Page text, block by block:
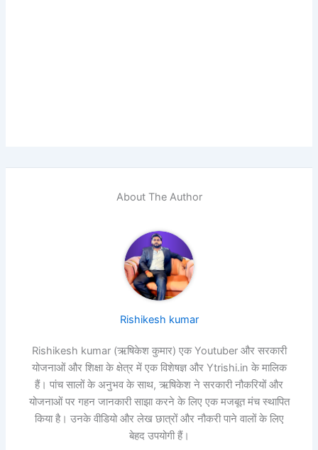
About The Author
Rishikesh kumar
Rishikesh kumar (ऋषिकेश कुमार) एक Youtuber और सरकारी
योजनाओं और शिक्षा के क्षेत्र में एक विशेषज्ञ और Ytrishi.in के मालिक
हैं। पांच सालों के अनुभव के साथ, ऋषिकेश ने सरकारी नौकरियों और
योजनाओं पर गहन जानकारी साझा करने के लिए एक मजबूत मंच स्थापित
किया है। उनके वीडियो और लेख छात्रों और नौकरी पाने वालों के लिए
बेहद उपयोगी हैं।